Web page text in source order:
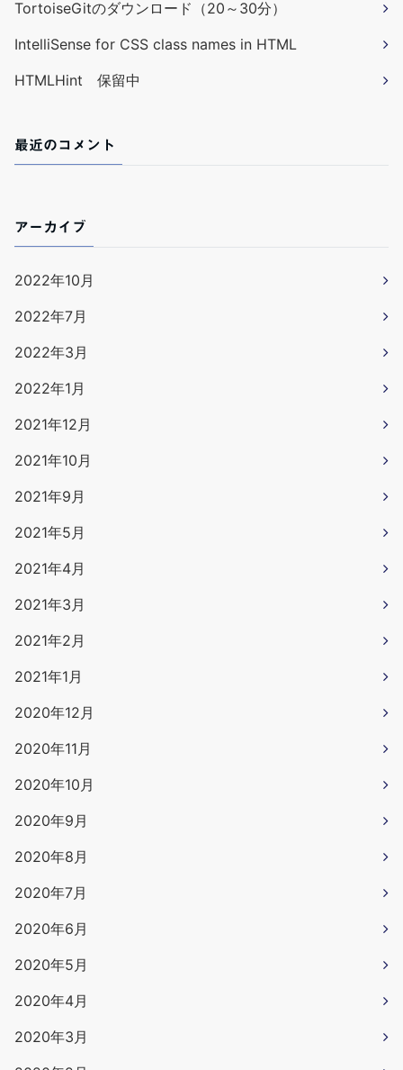
TortoiseGitのダウンロード（20～30分）
IntelliSense for CSS class names in HTML
HTMLHint 保留中
最近のコメント
アーカイブ
2022年10月
2022年7月
2022年3月
2022年1月
2021年12月
2021年10月
2021年9月
2021年5月
2021年4月
2021年3月
2021年2月
2021年1月
2020年12月
2020年11月
2020年10月
2020年9月
2020年8月
2020年7月
2020年6月
2020年5月
2020年4月
2020年3月